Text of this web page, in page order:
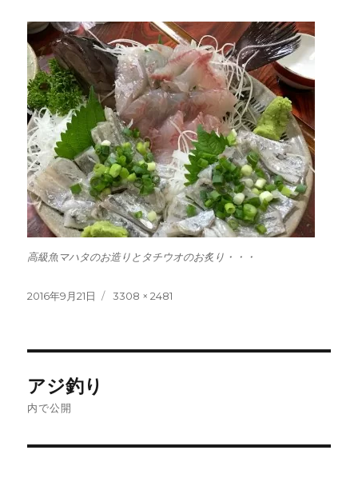
高級魚マハタのお造りとタチウオのお炙り・・・
投
2016年9月21日
フ
3308 × 2481
稿
アジ釣り
内で公開